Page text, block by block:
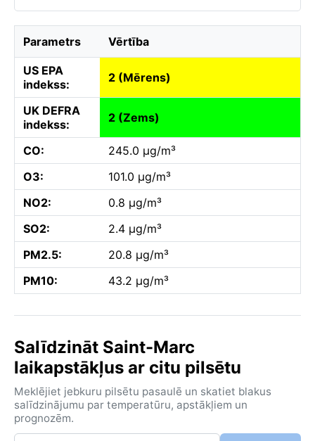
Parametrs Vērtība
US EPA
indekss:
2 (Mērens)
UK DEFRA
indekss:
2 (Zems)
CO:
245.0 µg/m³
O3:
101.0 µg/m³
NO2:
0.8 µg/m³
SO2:
2.4 µg/m³
PM2.5:
20.8 µg/m³
PM10:
43.2 µg/m³
Salīdzināt Saint-Marc
laikapstākļus ar citu pilsētu
Meklējiet jebkuru pilsētu pasaulē un skatiet blakus
salīdzinājumu par temperatūru, apstākļiem un
prognozēm.